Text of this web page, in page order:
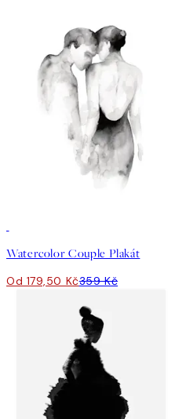
Watercolor Couple Plakát
Od 179,50 Kč359 Kč